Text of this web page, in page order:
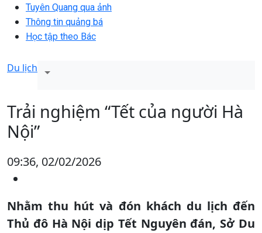
Tuyên Quang qua ảnh
Thông tin quảng bá
Học tập theo Bác
Du lịch
Trải nghiệm “Tết của người Hà
Nội”
09:36, 02/02/2026
Nhằm thu hút và đón khách du lịch đến
Thủ đô Hà Nội dịp Tết Nguyên đán, Sở Du